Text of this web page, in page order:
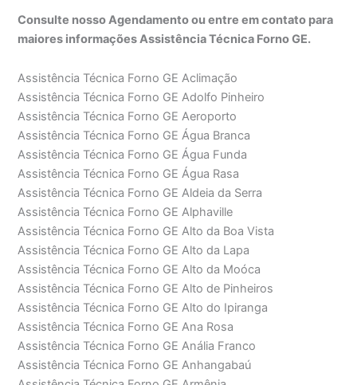
Consulte nosso Agendamento ou entre em contato para
maiores informações Assistência Técnica Forno GE.
Assistência Técnica Forno GE Aclimação
Assistência Técnica Forno GE Adolfo Pinheiro
Assistência Técnica Forno GE Aeroporto
Assistência Técnica Forno GE Água Branca
Assistência Técnica Forno GE Água Funda
Assistência Técnica Forno GE Água Rasa
Assistência Técnica Forno GE Aldeia da Serra
Assistência Técnica Forno GE Alphaville
Assistência Técnica Forno GE Alto da Boa Vista
Assistência Técnica Forno GE Alto da Lapa
Assistência Técnica Forno GE Alto da Moóca
Assistência Técnica Forno GE Alto de Pinheiros
Assistência Técnica Forno GE Alto do Ipiranga
Assistência Técnica Forno GE Ana Rosa
Assistência Técnica Forno GE Anália Franco
Assistência Técnica Forno GE Anhangabaú